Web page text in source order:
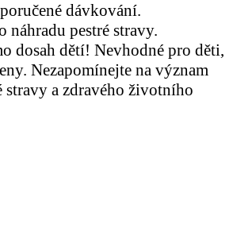
dávkování.
náhradu pestré stravy.
dosah dětí! Nevhodné pro děti,
Nezapomínejte na význam
stravy a zdravého životního